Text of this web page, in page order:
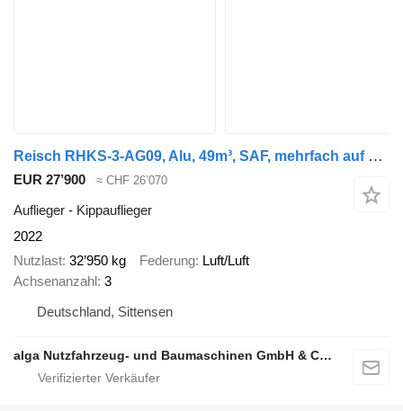
Reisch RHKS-3-AG09, Alu, 49m³, SAF, mehrfach auf Lager
EUR 27’900 ≈ CHF 26’070
Auflieger - Kippauflieger
2022
Nutzlast 32’950 kg Federung Luft/Luft
Achsenanzahl 3
Deutschland, Sittensen
alga Nutzfahrzeug- und Baumaschinen GmbH & Co. KG